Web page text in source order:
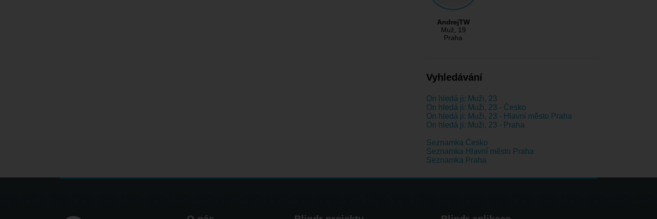
AndrejTW
Muž, 19
Praha
Vyhledávání
On hledá ji: Muži, 23
On hledá ji: Muži, 23 - Česko
On hledá ji: Muži, 23 - Hlavní město Praha
On hledá ji: Muži, 23 - Praha
Seznamka Česko
Seznamka Hlavní město Praha
Seznamka Praha